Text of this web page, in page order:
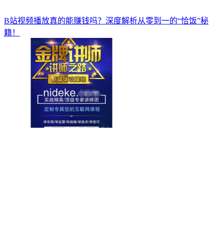
B站视频播放真的能赚钱吗？深度解析从零到一的“恰饭”秘
籍！